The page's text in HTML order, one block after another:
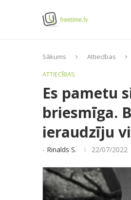
Sākums Attiecības
ATTIECĪBAS
Es pametu
briesmīga.
ieraudzīju
- Rinalds S. 22/07/2022